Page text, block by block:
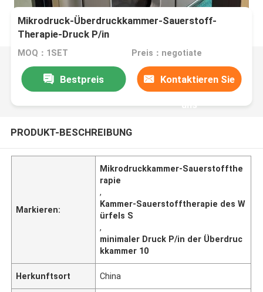
Mikrodruck-Überdruckkammer-Sauerstoff-
Therapie-Druck P/in
MOQ：1SET Preis：negotiate
Bestpreis Kontaktieren Sie
uns
PRODUKT-BESCHREIBUNG
Markieren:
Mikrodruckkammer-Sauerstoffthe
rapie
,
Kammer-Sauerstofftherapie des W
ürfels S
,
minimaler Druck P/in der Überdruc
kkammer 10
Herkunftsort China